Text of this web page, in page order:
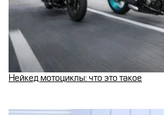
Нейкед мотоциклы: что это такое